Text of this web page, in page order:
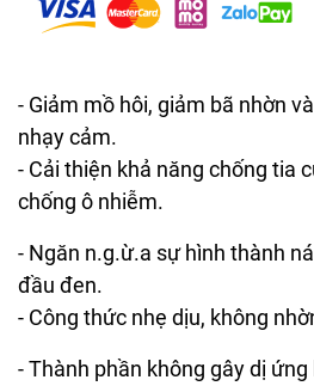
- Giảm mồ hôi, giảm bã nhờn
nhạy cảm.
- Cải thiện khả năng chống tia
chống ô nhiễm.
- Ngăn n.g.ừ.a sự hình thành
đầu đen.
- Công thức nhẹ dịu, không
- Thành phần không gây dị